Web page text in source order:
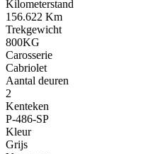
Kilometerstand
156.622 Km
Trekgewicht
800KG
Carosserie
Cabriolet
Aantal deuren
2
Kenteken
P-486-SP
Kleur
Grijs